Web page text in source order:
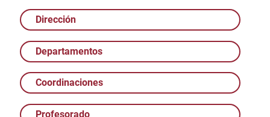
Dirección
Departamentos
Coordinaciones
Profesorado